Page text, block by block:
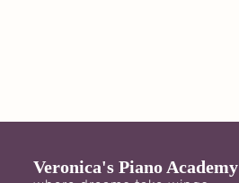
Veronica's Piano Academy